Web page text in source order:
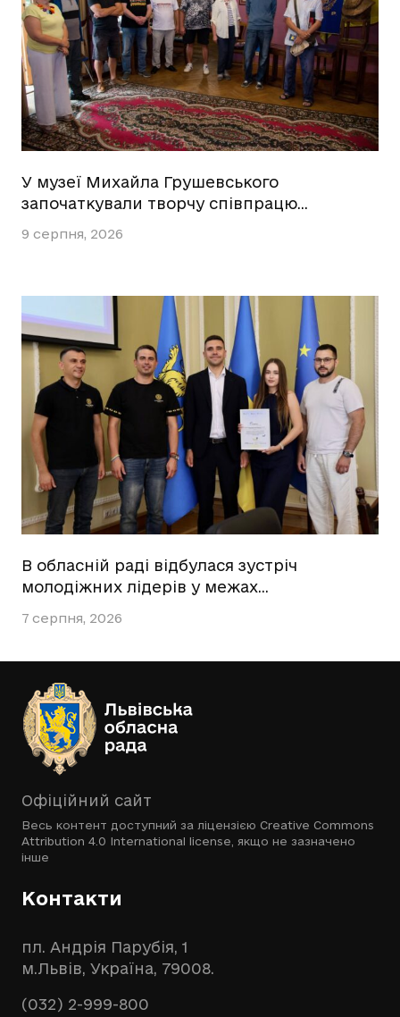
У музеї Михайла Грушевського
започаткували творчу співпрацю…
9 серпня, 2026
В обласній раді відбулася зустріч
молодіжних лідерів у межах…
7 серпня, 2026
Офіційний сайт
Весь контент доступний за ліцензією Creative Commons
Attribution 4.0 International license , якщо не зазначено
інше
Контакти
пл. Андрія Парубія, 1
м.Львів, Україна, 79008.
(032) 2-999-800